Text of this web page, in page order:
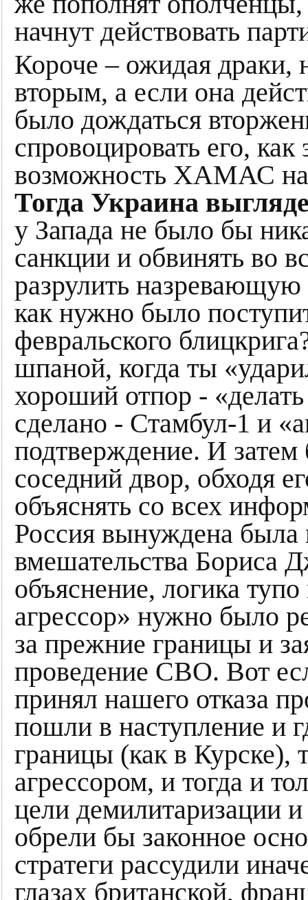
начнут действовать
Короче – ожидая драки,
вторым, а если она
было дождаться
спровоцировать его,
возможность ХАМАС
Тогда Украина
у Запада не было бы
санкции и обвинять во
разрулить
как нужно было
февральского
шпаной, когда ты
хороший отпор -
сделано - Стамбул-1 и
подтверждение. И затем
соседний двор, обходя
объяснять со всех
Россия вынуждена была
вмешательства Бориса
объяснение, логика
агрессор» нужно было
за прежние границы и
проведение СВО. Вот
принял нашего отказа
пошли в наступление и
границы (как в
агрессором, и тогда и
цели демилитаризации
обрели бы законное
стратеги рассудили
глазах британской,